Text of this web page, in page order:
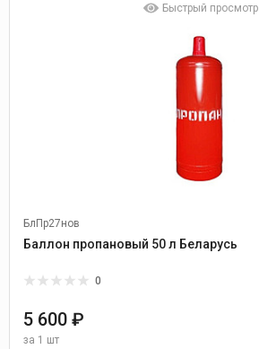
Быстрый просмотр
БлПр27нов
Баллон пропановый 50 л Беларусь
0
5 600 ₽
за 1 шт